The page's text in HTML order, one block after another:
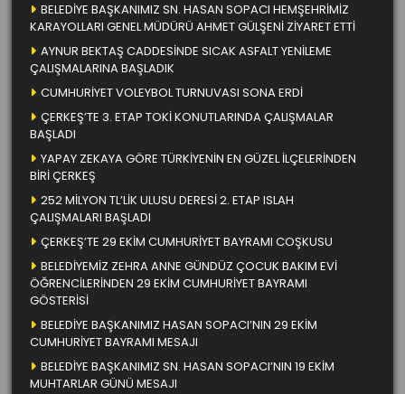
BELEDİYE BAŞKANIMIZ SN. HASAN SOPACI HEMŞEHRİMİZ
KARAYOLLARI GENEL MÜDÜRÜ AHMET GÜLŞENİ ZİYARET ETTİ
AYNUR BEKTAŞ CADDESİNDE SICAK ASFALT YENİLEME
ÇALIŞMALARINA BAŞLADIK
CUMHURİYET VOLEYBOL TURNUVASI SONA ERDİ
ÇERKEŞ’TE 3. ETAP TOKİ KONUTLARINDA ÇALIŞMALAR
BAŞLADI
YAPAY ZEKAYA GÖRE TÜRKİYENİN EN GÜZEL İLÇELERİNDEN
BİRİ ÇERKEŞ
252 MİLYON TL’LİK ULUSU DERESİ 2. ETAP ISLAH
ÇALIŞMALARI BAŞLADI
ÇERKEŞ’TE 29 EKİM CUMHURİYET BAYRAMI COŞKUSU
BELEDİYEMİZ ZEHRA ANNE GÜNDÜZ ÇOCUK BAKIM EVİ
ÖĞRENCİLERİNDEN 29 EKİM CUMHURİYET BAYRAMI
GÖSTERİSİ
BELEDİYE BAŞKANIMIZ HASAN SOPACI’NIN 29 EKİM
CUMHURİYET BAYRAMI MESAJI
BELEDİYE BAŞKANIMIZ SN. HASAN SOPACI’NIN 19 EKİM
MUHTARLAR GÜNÜ MESAJI